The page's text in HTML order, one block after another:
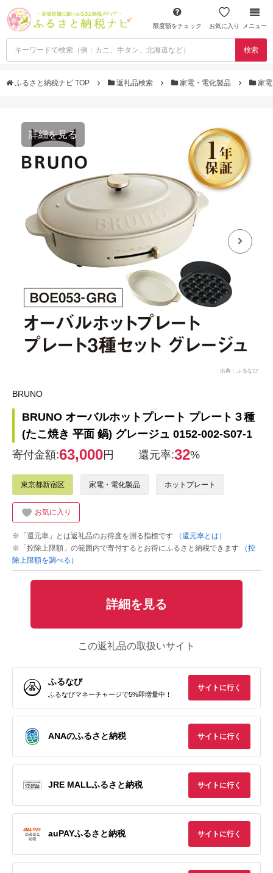
限度額をチェック お気に入り メニュー
検索
ふるさと納税ナビ TOP 返礼品検索 家電・電化製品 家電
詳細を見る
出典：ふるなび
BRUNO
BRUNO オーバルホットプレート プレート３種
(たこ焼き 平面 鍋) グレージュ 0152-002-S07-1
寄付金額:63,000円 還元率:32%
東京都新宿区 家電・電化製品 ホットプレート
お気に入り
※「還元率」とは返礼品のお得度を測る指標です
（還元率とは）
※「控除上限額」の範囲内で寄付するとお得にふるさと納税できます
（控
除上限額を調べる）
詳細を見る
この返礼品の取扱いサイト
ふるなび
ふるなびマネーチャージで5%即増量中！
サイトに行く
ANAのふるさと納税 サイトに行く
JRE MALLふるさと納税 サイトに行く
auPAYふるさと納税 サイトに行く